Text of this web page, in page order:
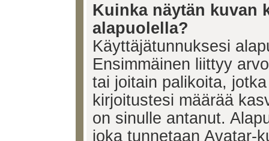
Kuinka näytän kuvan
alapuolella?
Käyttäjätunnuksesi
Ensimmäinen liittyy
tai joitain palikoita,
kirjoitustesi määrää
on sinulle antanut.
joka tunnetaan Avatar-